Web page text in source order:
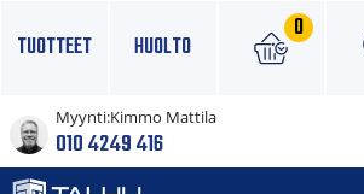
TUOTTEET HUOLTO
0
Myynti:Kimmo Mattila
010 4249 416